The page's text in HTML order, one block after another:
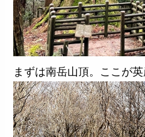
まずは南岳山頂。ここが英